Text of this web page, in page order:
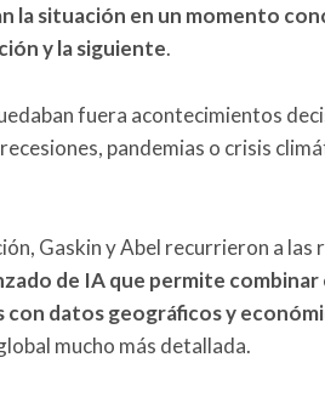
la situación en un momento
y la siguiente.
fuera acontecimientos
pandemias o crisis
Gaskin y Abel recurrieron a las
de IA que permite
datos geográficos y
mucho más detallada.